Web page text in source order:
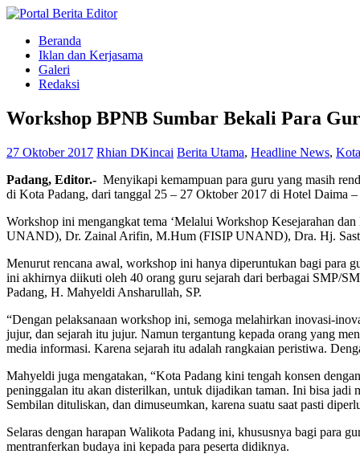
Beranda
Iklan dan Kerjasama
Galeri
Redaksi
Workshop BPNB Sumbar Bekali Para
27 Oktober 2017 Rhian DKincai Berita Utama, Headline News,
Padang, Editor.- Menyikapi kemampuan para guru yang masih
di Kota Padang, dari tanggal 25 – 27 Oktober 2017 di Hotel Daima –
Workshop ini mengangkat tema ‘Melalui Workshop Kesejarahan
UNAND), Dr. Zainal Arifin, M.Hum (FISIP UNAND), Dra. Hj.
Menurut rencana awal, workshop ini hanya diperuntukan bagi para
ini akhirnya diikuti oleh 40 orang guru sejarah dari berbagai SMP/
Padang, H. Mahyeldi Ansharullah, SP.
“Dengan pelaksanaan workshop ini, semoga melahirkan inovasi-
jujur, dan sejarah itu jujur. Namun tergantung kepada orang yang
media informasi. Karena sejarah itu adalah rangkaian peristiwa.
Mahyeldi juga mengatakan, “Kota Padang kini tengah konsen
peninggalan itu akan disterilkan, untuk dijadikan taman. Ini bisa jadi
Sembilan dituliskan, dan dimuseumkan, karena suatu saat pasti
Selaras dengan harapan Walikota Padang ini, khususnya bagi para
mentranferkan budaya ini kepada para peserta didiknya.